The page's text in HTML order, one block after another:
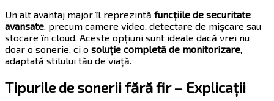
Un alt avantaj major îl reprezintă funcțiile de securitate
avansate, precum camere video, detectare de mișcare sau
stocare în cloud. Aceste opțiuni sunt ideale dacă vrei nu
doar o sonerie, ci o soluție completă de monitorizare,
adaptată stilului tău de viață.
Tipurile de sonerii fără fir – Explicații